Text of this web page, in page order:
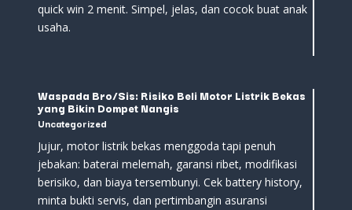
quick win 2 menit. Simpel, jelas, dan cocok buat anak
usaha.
Waspada Bro/Sis: Risiko Beli Motor Listrik Bekas
yang Bikin Dompet Nangis
Uncategorized
Jujur, motor listrik bekas menggoda tapi penuh
jebakan: baterai melemah, garansi ribet, modifikasi
berisiko, dan biaya tersembunyi. Cek battery history,
minta bukti servis, dan pertimbangin asuransi